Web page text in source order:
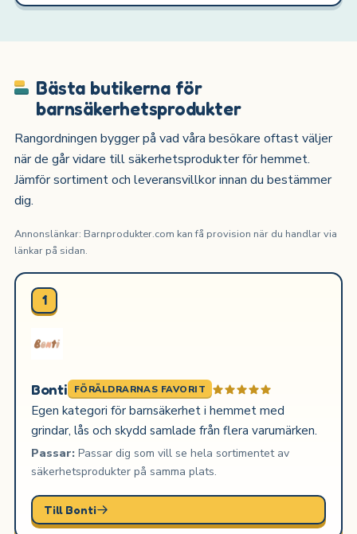
Bästa butikerna för
barnsäkerhetsprodukter
Rangordningen bygger på vad våra besökare oftast väljer
när de går vidare till säkerhetsprodukter för hemmet.
Jämför sortiment och leveransvillkor innan du bestämmer
dig.
Annonslänkar: Barnprodukter.com kan få provision när du handlar via
länkar på sidan.
1
Bonti FÖRÄLDRARNAS FAVORIT
Egen kategori för barnsäkerhet i hemmet med
grindar, lås och skydd samlade från flera varumärken.
Passar:Passar dig som vill se hela sortimentet av
säkerhetsprodukter på samma plats.
Till Bonti